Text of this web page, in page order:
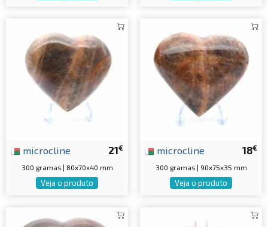
21€
microcline
300 gramas | 80x70x40 mm
Veja o produto
18€
microcline
300 gramas | 90x75x35 mm
Veja o produto